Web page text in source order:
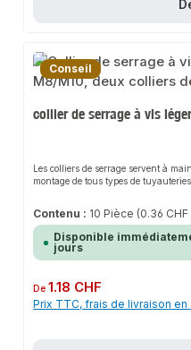
Conseil
collier de serrage à vis
Les colliers de serrage servent à
montage de tous types de tuyauteries.
Contenu : 10 Pièce (0.36
Disponible
jours
Prix régulier :
De1.18 CHF
Prix TTC, frais de livraison en